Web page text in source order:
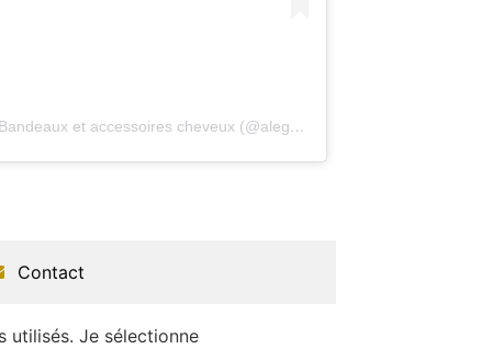
Uma publicação compartilhada por Bandeaux et accessoires cheveux (@alegrihead)
Contact
utilisés. Je sélectionne